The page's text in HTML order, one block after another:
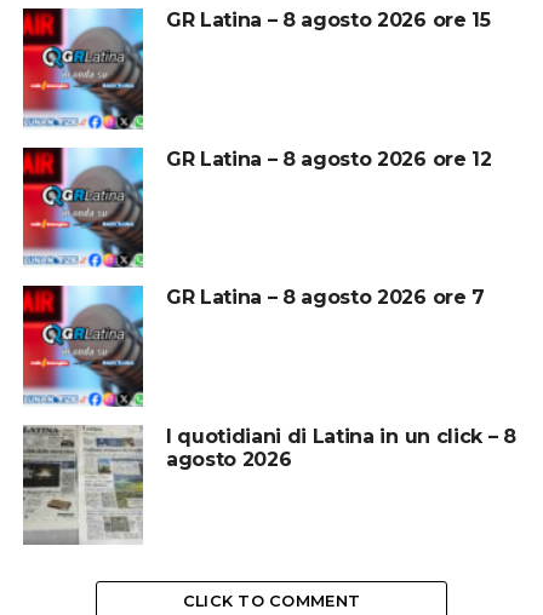
GR Latina – 8 agosto 2026 ore 15
GR Latina – 8 agosto 2026 ore 12
GR Latina – 8 agosto 2026 ore 7
I quotidiani di Latina in un click – 8
agosto 2026
CLICK TO COMMENT